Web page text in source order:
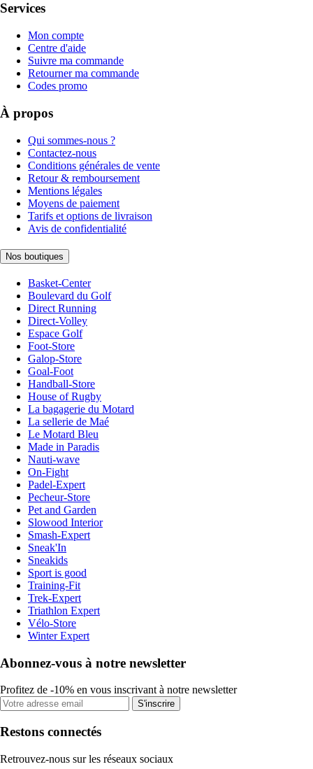
Services
Mon compte
Centre d'aide
Suivre ma commande
Retourner ma commande
Codes promo
À propos
Qui sommes-nous ?
Contactez-nous
Conditions générales de vente
Retour & remboursement
Mentions légales
Moyens de paiement
Tarifs et options de livraison
Avis de confidentialité
Nos boutiques
Basket-Center
Boulevard du Golf
Direct Running
Direct-Volley
Espace Golf
Foot-Store
Galop-Store
Goal-Foot
Handball-Store
House of Rugby
La bagagerie du Motard
La sellerie de Maé
Le Motard Bleu
Made in Paradis
Nauti-wave
On-Fight
Padel-Expert
Pecheur-Store
Pet and Garden
Slowood Interior
Smash-Expert
Sneak'In
Sneakids
Sport is good
Training-Fit
Trek-Expert
Triathlon Expert
Vélo-Store
Winter Expert
Abonnez-vous à notre newsletter
Profitez de -10% en vous inscrivant à notre newsletter
S'inscrire
Restons connectés
Retrouvez-nous sur les réseaux sociaux